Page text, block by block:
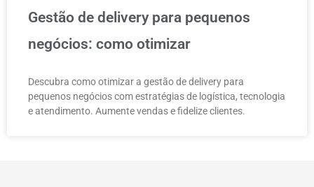
Gestão de delivery para pequenos
negócios: como otimizar
Descubra como otimizar a gestão de delivery para
pequenos negócios com estratégias de logística, tecnologia
e atendimento. Aumente vendas e fidelize clientes.